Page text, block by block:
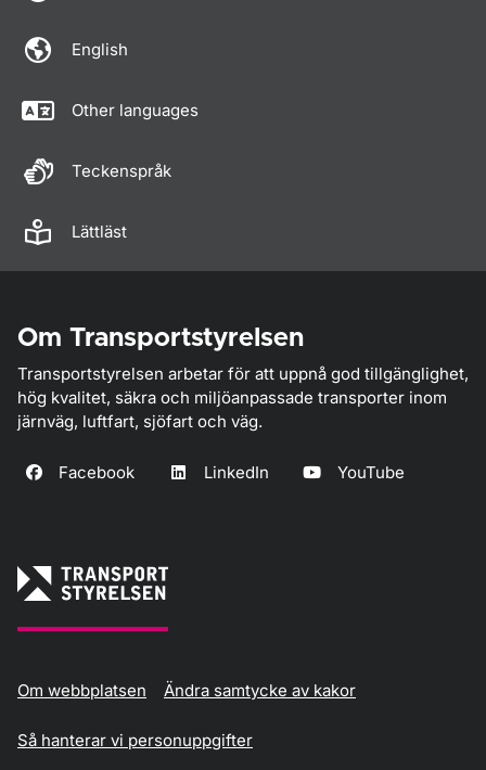
English
Other languages
Teckenspråk
Lättläst
Om Transportstyrelsen
Transportstyrelsen arbetar för att uppnå god tillgänglighet,
hög kvalitet, säkra och miljöanpassade transporter inom
järnväg, luftfart, sjöfart och väg.
Facebook LinkedIn YouTube
Om webbplatsen Ändra samtycke av kakor
Så hanterar vi personuppgifter